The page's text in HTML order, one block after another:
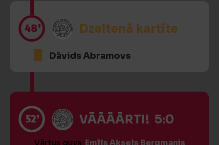
48’ Dzeltenā kartīte
Dāvids Abramovs
52’ VĀĀĀĀRTI! 5:0
Vārtus guva Emīls Aksels Bergmanis